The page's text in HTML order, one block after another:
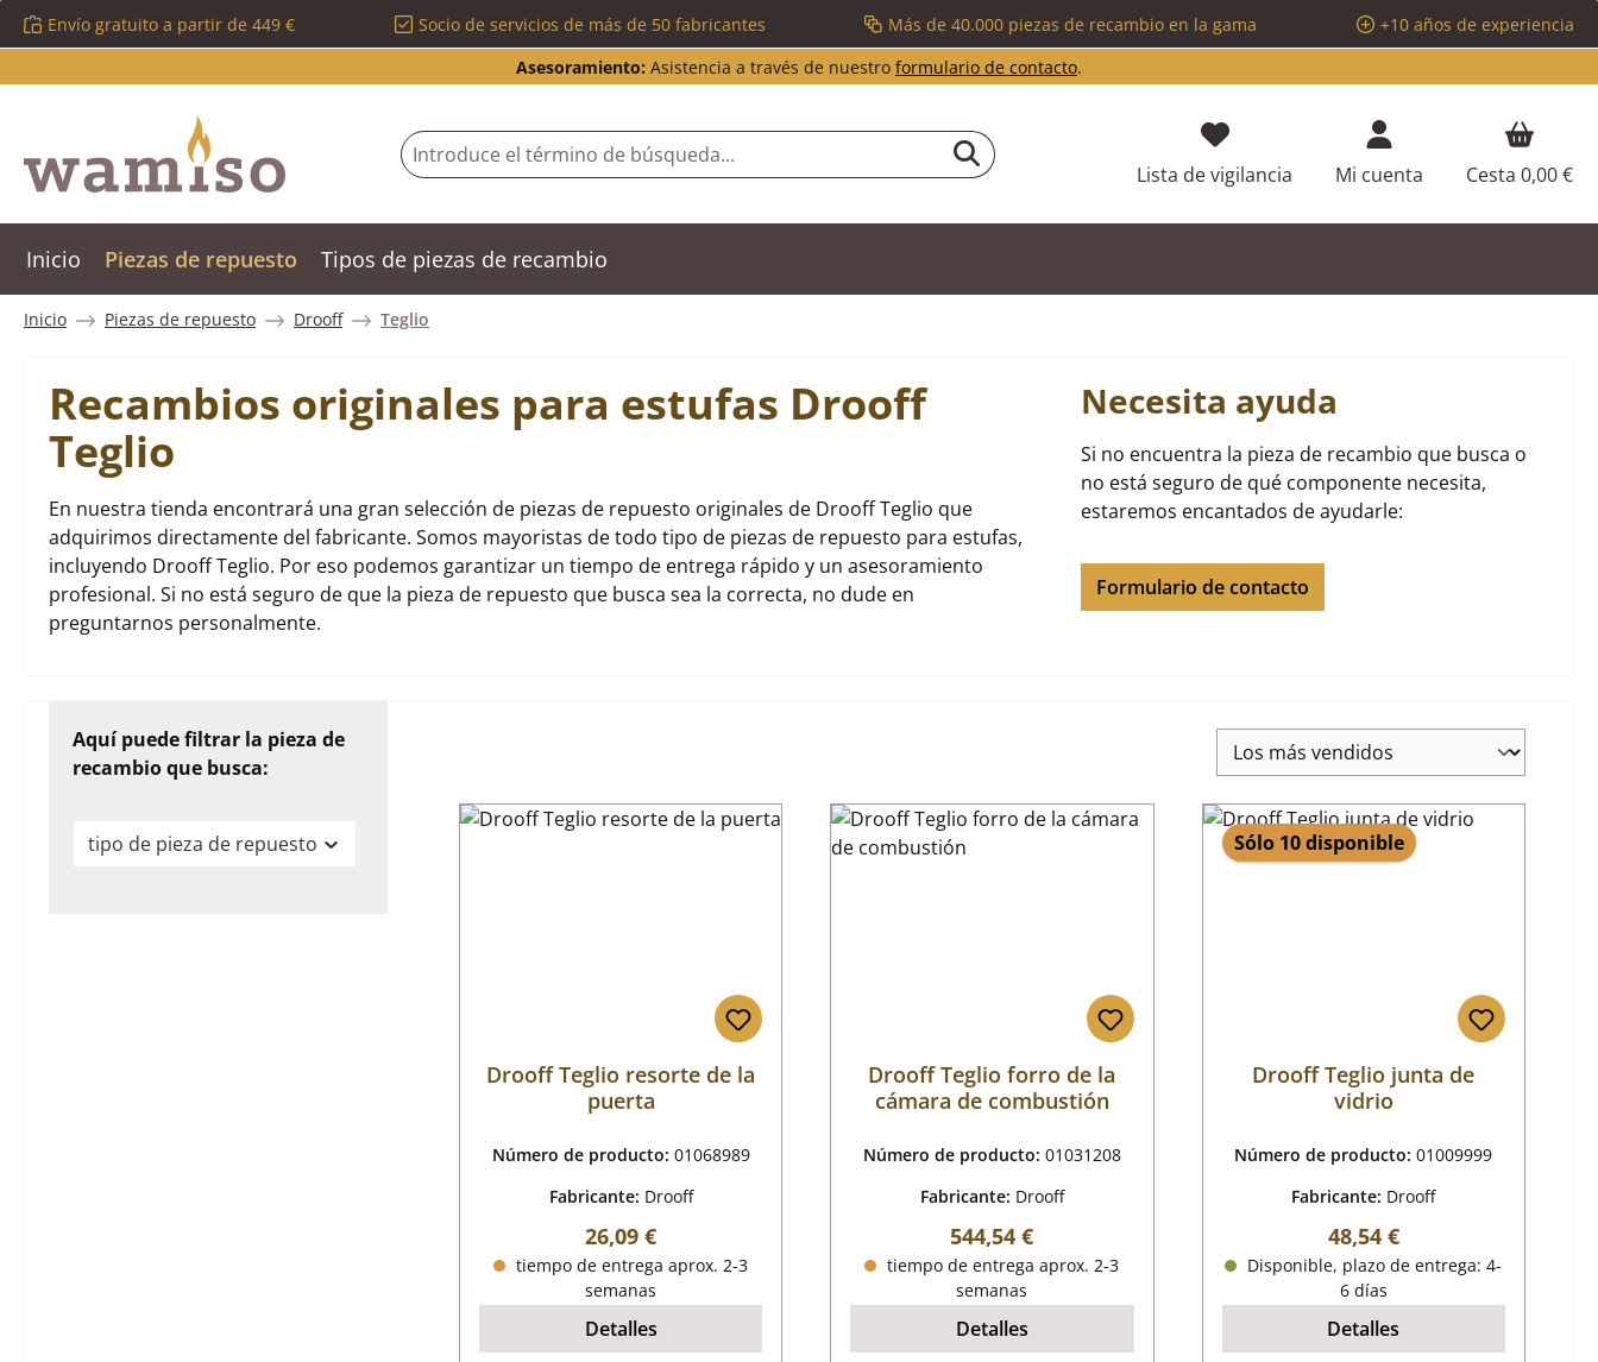
al contenido principal
Saltar a la búsqueda
Saltar a la navegación principal
Envío gratuito a partir de 449 € Socio de servicios de más de 50 fabricantes Más de 40.000 piezas de recambio en la gama
+10 años de experiencia
Asesoramiento: Asistencia a través de nuestro formulario de contacto.
Lista de vigilancia Tienes 0 artículos en tu lista de
Mi cuenta Cesta 0,00 €
Inicio Piezas de repuesto Tipos de piezas de recambio
Inicio Piezas de repuesto Drooff Teglio
Recambios originales para estufas Drooff
Teglio
En nuestra tienda encontrará una gran selección de piezas de repuesto originales de Drooff Teglio que
adquirimos directamente del fabricante. Somos mayoristas de todo tipo de piezas de repuesto para estufas,
incluyendo Drooff Teglio. Por eso podemos garantizar un tiempo de entrega rápido y un asesoramiento
profesional. Si no está seguro de que la pieza de repuesto que busca sea la correcta, no dude en
preguntarnos personalmente.
Necesita ayuda
Si no encuentra la pieza de recambio que busca o
no está seguro de qué componente necesita,
estaremos encantados de ayudarle:
Formulario de contacto
Aquí puede filtrar la pieza de
recambio que busca:
tipo de pieza de repuesto
Drooff Teglio resorte de la
puerta
Número de producto: 01068989
Fabricante: Drooff
Precio normal:
26,09 €
tiempo de entrega aprox. 2-3
semanas
Detalles
Drooff Teglio forro de la
cámara de combustión
Número de producto: 01031208
Fabricante: Drooff
Precio normal:
544,54 €
tiempo de entrega aprox. 2-3
semanas
Detalles
Sólo 10 disponible
Drooff Teglio junta de
vidrio
Número de producto:01009999
Fabricante: Drooff
Precio normal:
48,54 €
Disponible, plazo de entrega: 4-
6 días
Detalles